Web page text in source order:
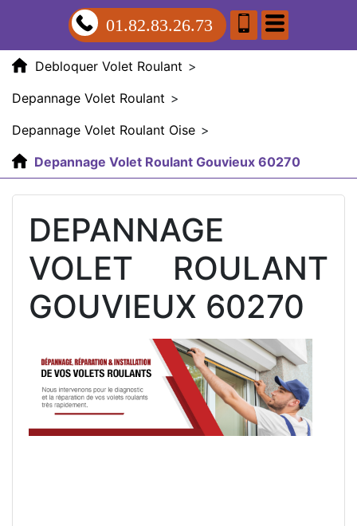
01.82.83.26.73
Debloquer Volet Roulant >
Depannage Volet Roulant >
Depannage Volet Roulant Oise >
Depannage Volet Roulant Gouvieux 60270
DEPANNAGE
VOLET ROULANT
GOUVIEUX 60270